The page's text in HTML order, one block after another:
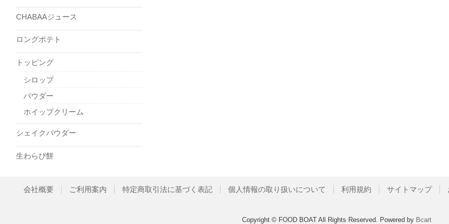
CHABAAジュース
ロングポテト
トッピング
シロップ
パウダー
ホイップクリーム
シェイクパウダー
生わらび餅
会社概要 ご利用案内 特定商取引法に基づく表記 個人情報の取り扱いについて 利用規約 サイトマップ
Copyright © FOOD BOAT All Rights Reserved. Powered by Bcart